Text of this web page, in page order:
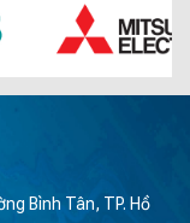
Bình Tân, TP. Hồ